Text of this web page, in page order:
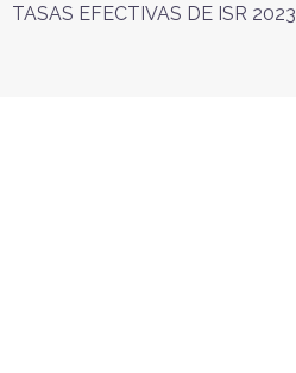
TASAS EFECTIVAS DE ISR 2023